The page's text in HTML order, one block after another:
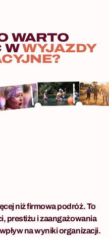
WARTO
W WYJAZDY
niż firmowa podróż. To
prestiżu i zaangażowania
na wyniki organizacji.